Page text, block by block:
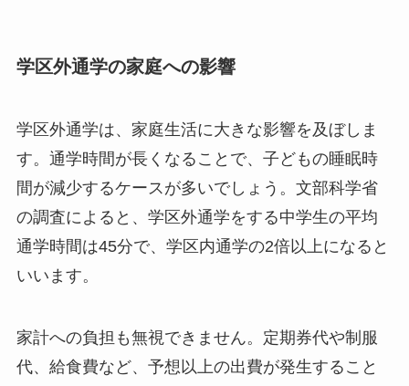
学区外通学の家庭への影響
学区外通学は、家庭生活に大きな影響を及ぼしま
す。通学時間が長くなることで、子どもの睡眠時
間が減少するケースが多いでしょう。文部科学省
の調査によると、学区外通学をする中学生の平均
通学時間は45分で、学区内通学の2倍以上になると
いいます。
家計への負担も無視できません。定期券代や制服
代、給食費など、予想以上の出費が発生すること